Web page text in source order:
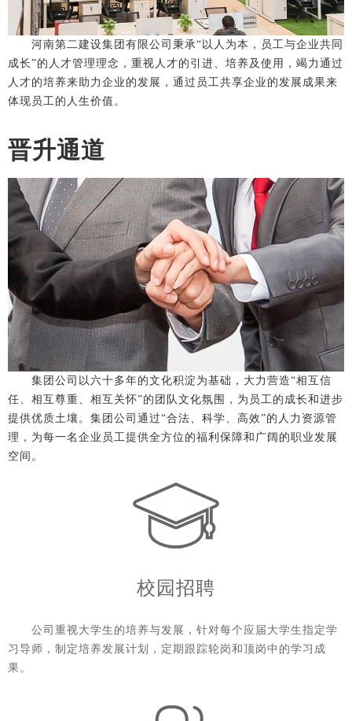
河南第二建设集团有限公司秉承“以人为本，员工与企业共同
成长”的人才管理理念，重视人才的引进、培养及使用，竭力通过
人才的培养来助力企业的发展，通过员工共享企业的发展成果来
体现员工的人生价值。
晋升通道
集团公司以六十多年的文化积淀为基础，大力营造“相互信
任、相互尊重、相互关怀”的团队文化氛围，为员工的成长和进步
提供优质土壤。集团公司通过“合法、科学、高效”的人力资源管
理，为每一名企业员工提供全方位的福利保障和广阔的职业发展
空间。
校园招聘
公司重视大学生的培养与发展，针对每个应届大学生指定学
习导师，制定培养发展计划，定期跟踪轮岗和顶岗中的学习成
果。